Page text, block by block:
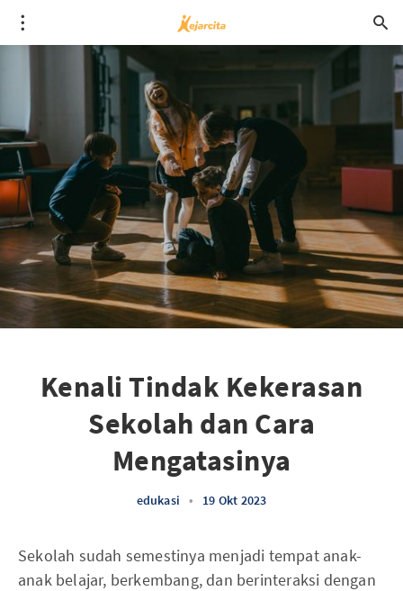
Kenali Tindak Kekerasan
Sekolah dan Cara
Mengatasinya
edukasi • 19 Okt 2023
Sekolah sudah semestinya menjadi tempat anak-
anak belajar, berkembang, dan berinteraksi dengan